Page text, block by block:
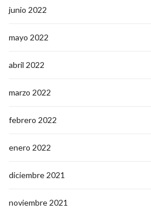
junio 2022
mayo 2022
abril 2022
marzo 2022
febrero 2022
enero 2022
diciembre 2021
noviembre 2021